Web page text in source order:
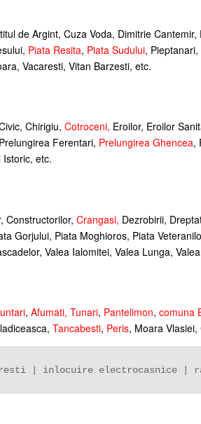
de Argint, Cuza Voda, Dimitrie
Piata Resita, Piata Sudului,
Vacaresti, Vitan Barzesti, etc.
Chirigiu, Cotroceni, Eroilor, Eroilor
Ferentari, Prelungirea Ghencea,
etc.
Constructorilor, Crangasi, Dezrobirii,
Gorjului, Piata Moghioros, Piata
Valea Ialomitei, Valea Lunga,
, Afumati, Tunari, Pantelimon, comuna
Tancabesti, Peris, Moara Vlasiei,
| inlocuire electrocasnice